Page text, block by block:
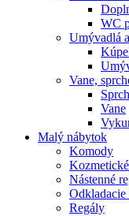
WC
Umývadlá
Vane,
Vane
Malý nábytok
Komody
Nástenné
Regály